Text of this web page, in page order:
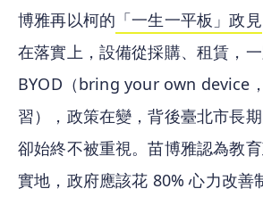
博雅再以柯的 「一生一平板」政見
在落實上，設備從採購、租賃，
BYOD（bring your own device
習），政策在變，背後臺北市長
卻始終不被重視。苗博雅認為教
實地，政府應該花 80% 心力改善